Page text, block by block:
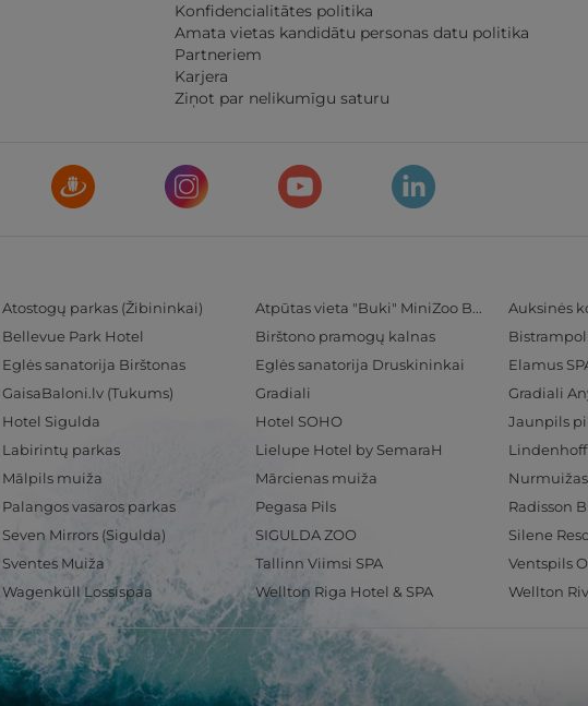
Konfidencialitātes politika
Amata vietas kandidātu personas datu politika
Partneriem
Karjera
Ziņot par nelikumīgu saturu
Atostogų parkas (Žibininkai) Atpūtas vieta "Buki" MiniZoo BUKS Auksinės
Bellevue Park Hotel Birštono pramogų kalnas
Eglės sanatorija Birštonas Eglės sanatorija Druskininkai Elamus
GaisaBaloni.lv (Tukums) Gradiali Gradiali
Hotel Sigulda Hotel SOHO Jaunpils
Labirintų parkas Lielupe Hotel by SemaraH
Mālpils muiža Mārcienas muiža
Palangos vasaros parkas Pegasa Pils
Seven Mirrors (Sigulda) SIGULDA ZOO Silene
Sventes Muiža Tallinn Viimsi SPA
Wagenküll Lossispaa Wellton Riga Hotel & SPA Wellton